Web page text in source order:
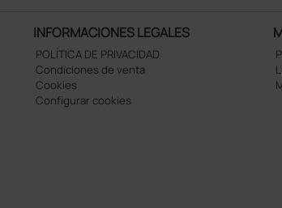
INFORMACIONES LEGALES
POLÍTICA DE PRIVACIDAD
Condiciones de venta
Cookies
Configurar cookies